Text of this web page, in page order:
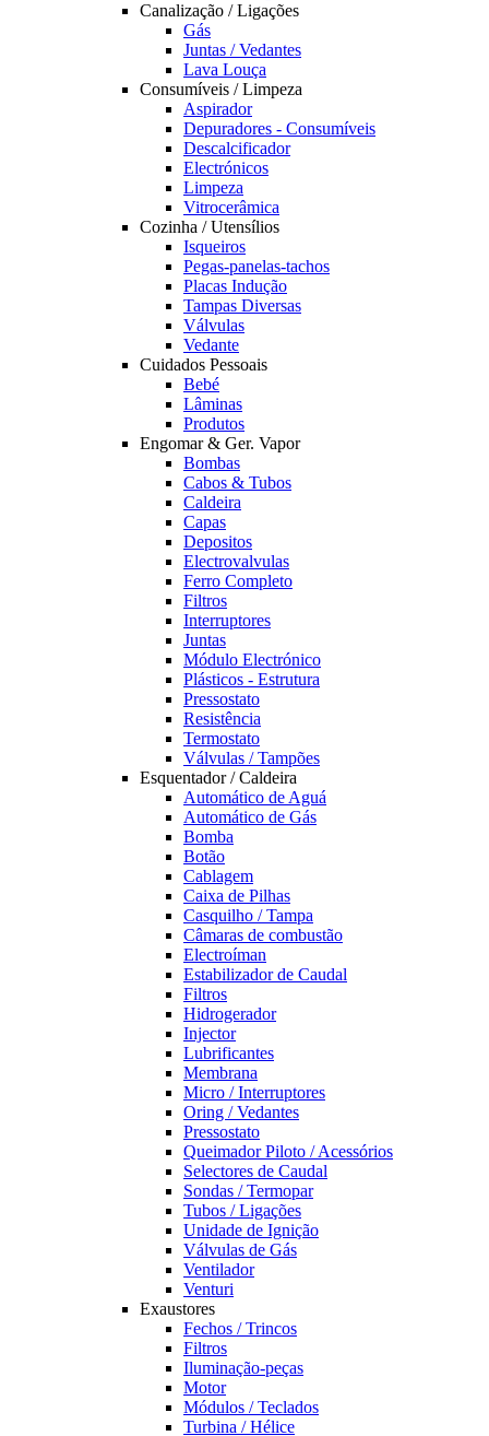
Canalização / Ligações
Gás
Juntas / Vedantes
Lava Louça
Consumíveis / Limpeza
Aspirador
Depuradores - Consumíveis
Descalcificador
Electrónicos
Limpeza
Vitrocerâmica
Cozinha / Utensílios
Isqueiros
Pegas-panelas-tachos
Placas Indução
Tampas Diversas
Válvulas
Vedante
Cuidados Pessoais
Bebé
Lâminas
Produtos
Engomar & Ger. Vapor
Bombas
Cabos & Tubos
Caldeira
Capas
Depositos
Electrovalvulas
Ferro Completo
Filtros
Interruptores
Juntas
Módulo Electrónico
Plásticos - Estrutura
Pressostato
Resistência
Termostato
Válvulas / Tampões
Esquentador / Caldeira
Automático de Aguá
Automático de Gás
Bomba
Botão
Cablagem
Caixa de Pilhas
Casquilho / Tampa
Câmaras de combustão
Electroíman
Estabilizador de Caudal
Filtros
Hidrogerador
Injector
Lubrificantes
Membrana
Micro / Interruptores
Oring / Vedantes
Pressostato
Queimador Piloto / Acessórios
Selectores de Caudal
Sondas / Termopar
Tubos / Ligações
Unidade de Ignição
Válvulas de Gás
Ventilador
Venturi
Exaustores
Fechos / Trincos
Filtros
Iluminação-peças
Motor
Módulos / Teclados
Turbina / Hélice